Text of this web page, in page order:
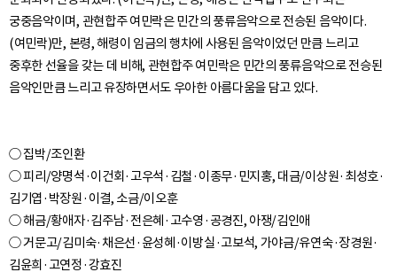
궁중음악이며, 관현합주 여민락은 민간의 풍류음악으로 전승된 음악이다.
(여민락)만, 본령, 해령이 임금의 행차에 사용된 음악이었던 만큼 느리고
중후한 선율을 갖는 데 비해, 관현합주 여민락은 민간의 풍류음악으로 전승된
○ 집박/조인환
○ 피리/양명석·이건회·고우석·김철·이종무·민지홍, 대금/이상원·최성호·
김기엽·박장원·이결, 소금/이오훈
○ 해금/황애자·김주남·전은혜·고수영·공경진, 아쟁/김인애
○ 거문고/김미숙·채은선·윤성혜·이방실·고보석, 가야금/유연숙·장경원·
김윤희·고연정·강효진